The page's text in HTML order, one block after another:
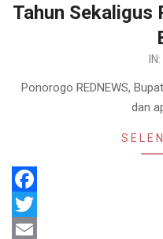
Tahun Sekaligus
IN:
Ponorogo REDNEWS,
dan